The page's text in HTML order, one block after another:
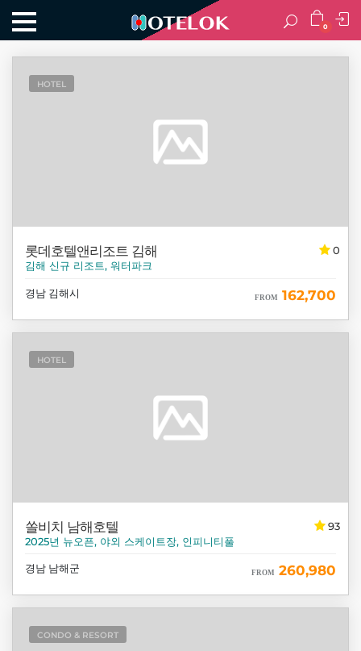
HOTEL
0
롯데호텔앤리조트 김해
김해 신규 리조트, 워터파크
경남 김해시 FROM 162,700
HOTEL
93
쏠비치 남해호텔
2025년 뉴오픈, 야외 스케이트장, 인피니티풀
경남 남해군 FROM 260,980
CONDO & RESORT
0